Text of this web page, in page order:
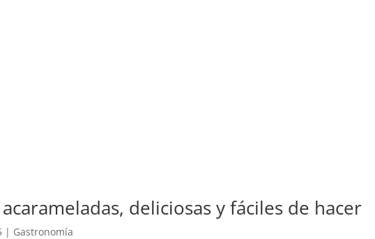
deliciosas y fáciles de hacer
| Gastronomía